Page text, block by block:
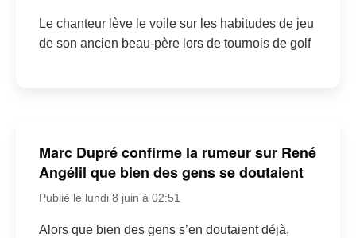
Le chanteur lève le voile sur les habitudes de jeu
de son ancien beau-père lors de tournois de golf
Marc Dupré confirme la rumeur sur René
Angélil que bien des gens se doutaient
Publié le lundi 8 juin à 02:51
Alors que bien des gens s’en doutaient déjà,